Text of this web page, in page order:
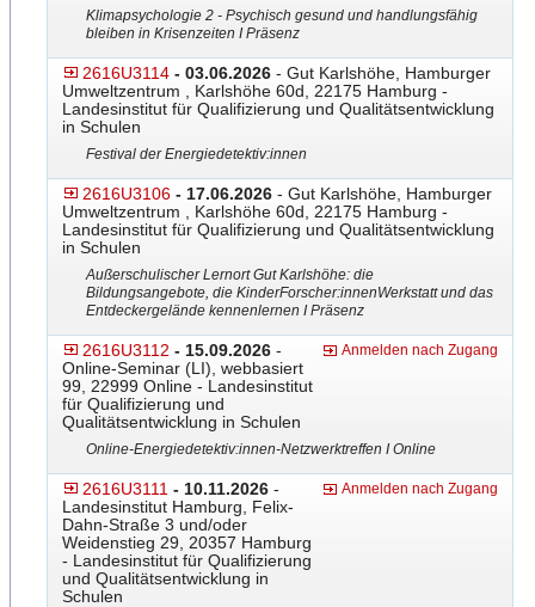
Klimapsychologie 2 - Psychisch gesund und handlungsfähig
bleiben in Krisenzeiten I Präsenz
2616U3114 - 03.06.2026 - Gut Karlshöhe, Hamburger
Umweltzentrum , Karlshöhe 60d, 22175 Hamburg -
Landesinstitut für Qualifizierung und Qualitätsentwicklung
in Schulen
Festival der Energiedetektiv:innen
2616U3106 - 17.06.2026 - Gut Karlshöhe, Hamburger
Umweltzentrum , Karlshöhe 60d, 22175 Hamburg -
Landesinstitut für Qualifizierung und Qualitätsentwicklung
in Schulen
Außerschulischer Lernort Gut Karlshöhe: die
Bildungsangebote, die KinderForscher:innenWerkst​att und das
Entdeckergelände kennenlernen I Präsenz
2616U3112 - 15.09.2026 -
Online-Seminar (LI), webbasiert
99, 22999 Online - Landesinstitut
für Qualifizierung und
Qualitätsentwicklung in Schulen
Anmelden nach Zugang
Online-Energiedetektiv:inn​en-Netzwerktreffen I Online
2616U3111 - 10.11.2026 -
Landesinstitut Hamburg, Felix-
Dahn-Straße 3 und/oder
Weidenstieg 29, 20357 Hamburg
- Landesinstitut für Qualifizierung
und Qualitätsentwicklung in
Schulen
Anmelden nach Zugang